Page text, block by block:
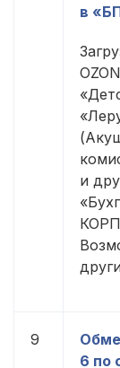
в
и
9
6 по